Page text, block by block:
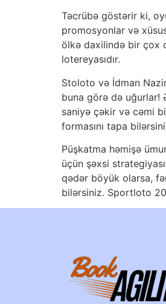
Təcrübə göstərir ki,
promosyonlar və
ölkə daxilində bir çox
lotereyasıdır.
Stoloto və İdman
buna görə də uğurlar!
saniyə çəkir və cəmi
formasını tapa
Püşkatma həmişə
üçün şəxsi
qədər böyük olarsa,
bilərsiniz. Sportloto